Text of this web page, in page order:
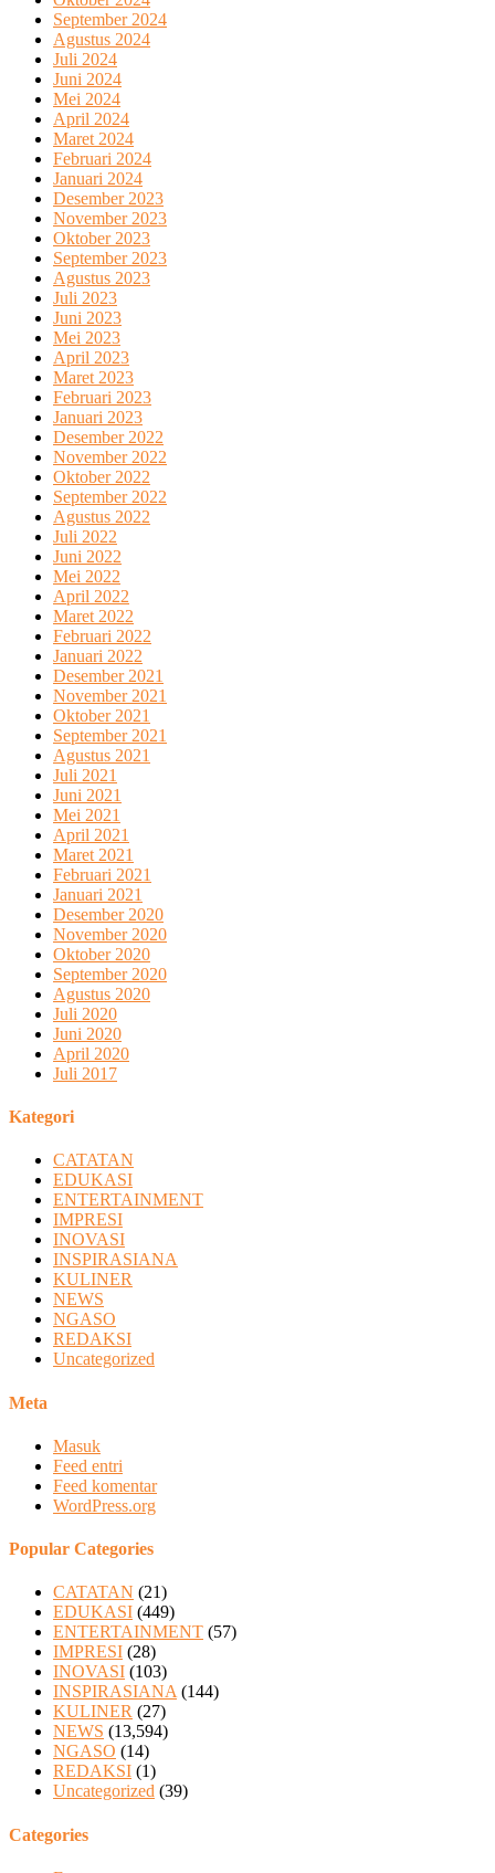
September 2024
Agustus 2024
Juli 2024
Juni 2024
Mei 2024
April 2024
Maret 2024
Februari 2024
Januari 2024
Desember 2023
November 2023
Oktober 2023
September 2023
Agustus 2023
Juli 2023
Juni 2023
Mei 2023
April 2023
Maret 2023
Februari 2023
Januari 2023
Desember 2022
November 2022
Oktober 2022
September 2022
Agustus 2022
Juli 2022
Juni 2022
Mei 2022
April 2022
Maret 2022
Februari 2022
Januari 2022
Desember 2021
November 2021
Oktober 2021
September 2021
Agustus 2021
Juli 2021
Juni 2021
Mei 2021
April 2021
Maret 2021
Februari 2021
Januari 2021
Desember 2020
November 2020
Oktober 2020
September 2020
Agustus 2020
Juli 2020
Juni 2020
April 2020
Juli 2017
Kategori
CATATAN
EDUKASI
ENTERTAINMENT
IMPRESI
INOVASI
INSPIRASIANA
KULINER
NEWS
NGASO
REDAKSI
Uncategorized
Meta
Masuk
Feed entri
Feed komentar
WordPress.org
Popular Categories
CATATAN (21)
EDUKASI (449)
ENTERTAINMENT (57)
IMPRESI (28)
INOVASI (103)
INSPIRASIANA (144)
KULINER (27)
NEWS (13,594)
NGASO (14)
REDAKSI (1)
Uncategorized (39)
Categories